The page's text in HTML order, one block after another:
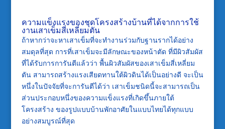
ความแข็งแรงของชุดโครงสร้างบ้านที่ได้จากการใช้
งานเสาเข็มสี่เหลี่ยมตัน
ถ้าหากว่าจะหาเสาเข็มที่จะทำงานร่วมกับฐานรากได้อย่าง
สมดุลที่สุด การที่เสาเข็มจะมีลักษณะของหน้าตัด ที่มีผิวสัมผัส
ที่ได้รับการการันตีแล้วว่า พื้นผิวสัมผัสของเสาเข็มสี่เหลี่ยม
ตัน สามารถสร้างแรงเสียดทานใต้ผิวดินได้เป็นอย่างดี จะเป็น
หนึ่งในปัจจัยที่จะการันตีได้ว่า เสาเข็มชนิดนี้จะสามารถเป็น
ส่วนประกอบหนึ่งของความแข็งแรงที่เกิดขึ้นภายใต้
โครงสร้าง ของรูปแบบบ้านพักอาศัยในแบบไทยได้ทุกแบบ
อย่างสมบูรณ์ที่สุด